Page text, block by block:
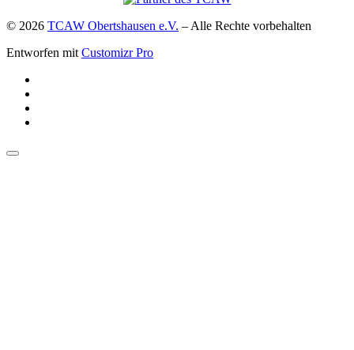
© 2026 TCAW Obertshausen e.V. – Alle Rechte vorbehalten
Entworfen mit Customizr Pro